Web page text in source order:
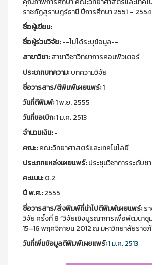
ราชภัฏสุราษฎร์ธานี ปีการศึกษา 2551 – 2554
ชื่อผู้เขียน:
ชื่อผู้ร่วมวิจัย:--ไม่ได้ระบุข้อมูล--
สาขาวิชา:สาขาวิชาวิทยาการคอมพิวเตอร์
ประเภทบทความ:บทความวิจัย
ชื่อวารสาร/ตีพิมพ์เผยแพร์:1
วันที่ตีพิมพ์:1 พ.ย. 2555
วันที่ขอเบิก:1 ม.ค. 2513
จำนวนเงิน:-
คณะ:คณะวิทยาศาสตร์และเทคโนโลยี
ประเภทแหล่งเผยแพร์:ประชุมวิชาการระดับช
คะแนน:0.2
ปี พ.ศ.:2555
ชื่อวารสาร/สิ่งพิมพ์ที่นำไปตีพิมพ์เผยแพร์:ร
วิจัย ครั้งที่ 8 “วิจัยเชิงบูรณาการเพื่อพัฒนาชุ
15–16 พฤศจิกายน 2012 ณ มหาวิทยาลัยราช
วันที่เพิ่มข้อมูลตีพิมพ์เผยแพร์:1 ม.ค. 2513